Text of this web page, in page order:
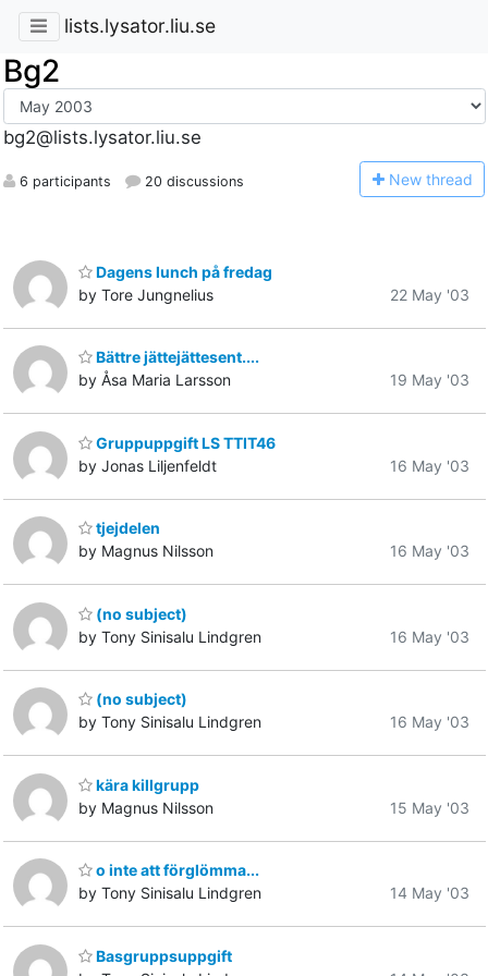
lists.lysator.liu.se
Bg2
bg2@lists.lysator.liu.se
6 participants 20 discussions New thread
Dagens lunch på fredag
by Tore Jungnelius
22 May '03
Bättre jättejättesent....
by Åsa Maria Larsson
19 May '03
Gruppuppgift LS TTIT46
by Jonas Liljenfeldt
16 May '03
tjejdelen
by Magnus Nilsson
16 May '03
(no subject)
by Tony Sinisalu Lindgren
16 May '03
(no subject)
by Tony Sinisalu Lindgren
16 May '03
kära killgrupp
by Magnus Nilsson
15 May '03
o inte att förglömma...
by Tony Sinisalu Lindgren
14 May '03
Basgruppsuppgift